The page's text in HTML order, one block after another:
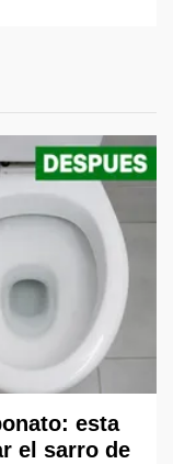
esta
el sarro de